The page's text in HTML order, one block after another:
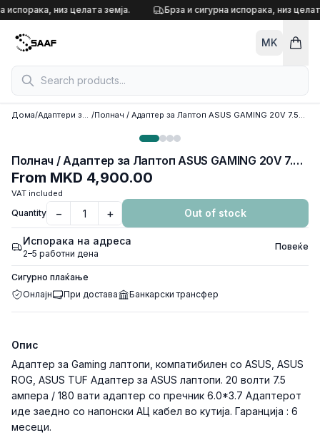
Skip to content
испорака, низ целата земја. Брза и сигурна испорака, низ
MK
Дома/ Адаптери за лаптоп / Полнач / Адаптер за Лаптоп ASUS GAMING 20V 7.5A TIP 6.0 mm X 3.7mm 150W
Полнач / Адаптер за Лаптоп ASUS GAMING 20V 7.5A TIP 6.0 mm X 3.7mm 150W
From MKD 4,900.00
VAT included
Quantity − + Out of stock
Испорака на адреса
2–5 работни дена
Повеќе
Сигурно плаќање
Онлајн
При достава Банкарски трансфер
Опис
Адаптер за Gaming лаптопи, компатибилен со ASUS, ASUS
ROG, ASUS TUF Адаптер за ASUS лаптопи. 20 волти 7.5
ампера / 180 вати адаптер со пречник 6.0*3.7 Адаптерот
иде заедно со напонски АЦ кабел во кутија. Гаранција : 6
месеци.